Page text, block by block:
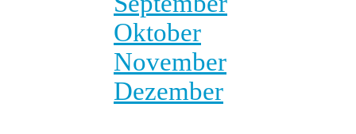
Oktober
November
Dezember